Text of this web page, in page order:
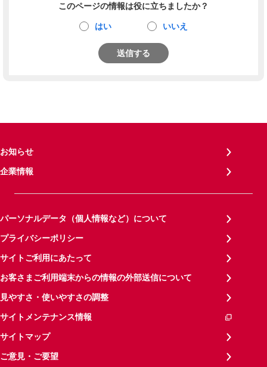
このページの情報は役に立ちましたか？
はい いいえ
送信する
お知らせ
企業情報
パーソナルデータ（個人情報など）について
プライバシーポリシー
サイトご利用にあたって
お客さまご利用端末からの情報の外部送信について
見やすさ・使いやすさの調整
サイトメンテナンス情報
サイトマップ
ご意見・ご要望